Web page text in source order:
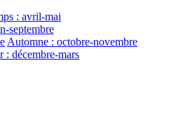
: avril-mai
septembre
Automne : octobre-novembre
: décembre-mars